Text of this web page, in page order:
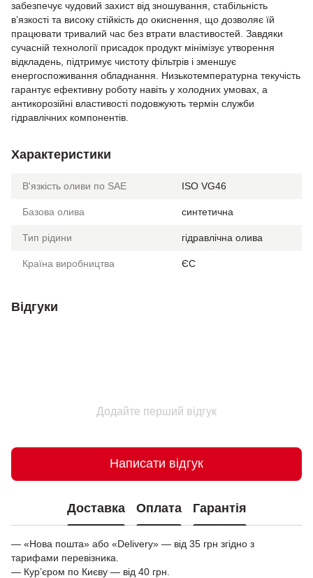
забезпечує чудовий захист від зношування, стабільність
в’язкості та високу стійкість до окиснення, що дозволяє їй
працювати тривалий час без втрати властивостей. Завдяки
сучасній технології присадок продукт мінімізує утворення
відкладень, підтримує чистоту фільтрів і зменшує
енергоспоживання обладнання. Низькотемпературна текучість
гарантує ефективну роботу навіть у холодних умовах, а
антикорозійні властивості подовжують термін служби
гідравлічних компонентів.
Характеристики
В'язкість оливи по SAE ISO VG46
Базова олива синтетична
Тип рідини гідравлічна олива
Країна виробництва ЄС
Відгуки
Додайте перший відгук
Написати відгук
Доставка Оплата Гарантія
— «Нова пошта» або «Delivery» — від 35 грн згідно з
тарифами перевізника.
— Кур’єром по Києву — від 40 грн.